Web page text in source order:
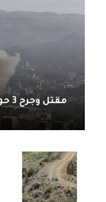
مقتل وجرح 3 حوثيين في اشتباكات غرب تعز